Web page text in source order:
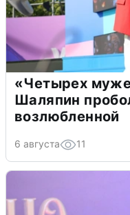
«Четырех
Шаляпин
возлюбленной
6 августа 11